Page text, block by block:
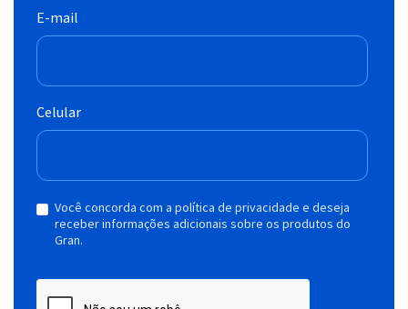
E-mail
Celular
Você concorda com a política de privacidade e deseja
receber informações adicionais sobre os produtos do
Gran.